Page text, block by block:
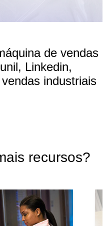
de vendas
Linkedin,
industriais
recursos?